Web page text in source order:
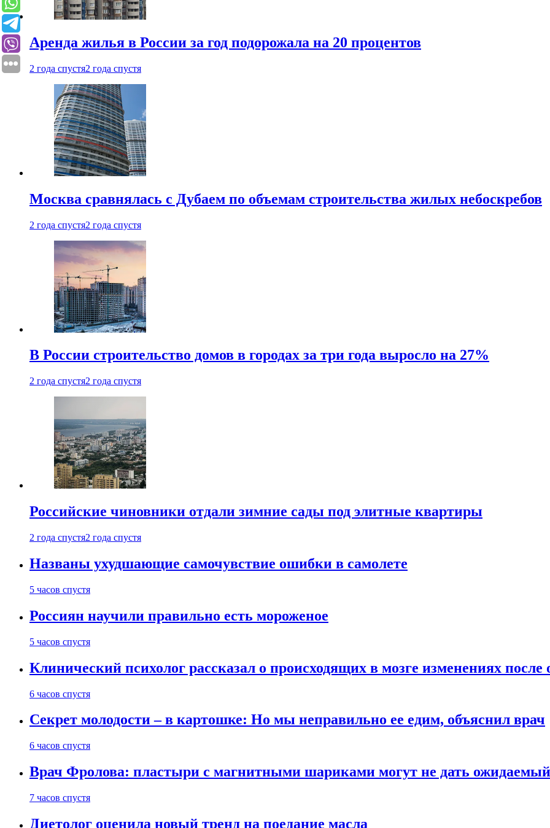
Аренда жилья в России за год подорожала на 20 процентов
2 года спустя2 года спустя
Москва сравнялась с Дубаем по объемам строительства жилых небоскребов
2 года спустя2 года спустя
В России строительство домов в городах за три года выросло на 27%
2 года спустя2 года спустя
Российские чиновники отдали зимние сады под элитные квартиры
2 года спустя2 года спустя
Названы ухудшающие самочувствие ошибки в самолете
5 часов спустя
Россиян научили правильно есть мороженое
5 часов спустя
Клинический психолог рассказал о происходящих в мозге изменениях после
6 часов спустя
Секрет молодости – в картошке: Но мы неправильно ее едим, объяснил врач
6 часов спустя
Врач Фролова: пластыри с магнитными шариками могут не дать
7 часов спустя
Диетолог оценила новый тренд на поедание масла